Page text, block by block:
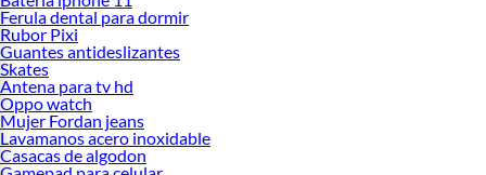
Ferula dental para dormir
Rubor Pixi
Guantes antideslizantes
Skates
Antena para tv hd
Oppo watch
Mujer Fordan jeans
Lavamanos acero inoxidable
Casacas de algodon